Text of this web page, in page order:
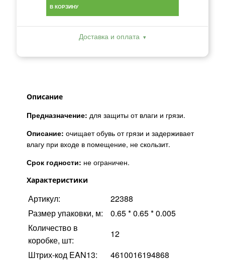
В КОРЗИНУ
Доставка и оплата
Описание
Предназначение: для защиты от влаги и грязи.
Описание: очищает обувь от грязи и задерживает
влагу при входе в помещение, не скользит.
Срок годности: не ограничен.
Характеристики
Артикул:
22388
Размер упаковки, м:
0.65 * 0.65 * 0.005
Количество в
коробке, шт:
12
Штрих-код EAN13:
4610016194868